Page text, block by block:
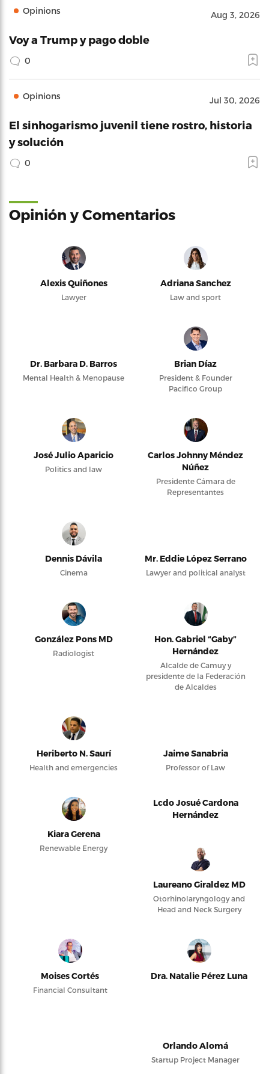
Opinions Aug 3, 2026
Voy a Trump y pago doble
0
Opinions Jul 30, 2026
El sinhogarismo juvenil tiene rostro, historia
y solución
0
Opinión y Comentarios
Alexis Quiñones
Lawyer
Adriana Sanchez
Law and sport
Dr. Barbara D. Barros
Mental Health & Menopause
Brian Díaz
President & Founder
Pacifico Group
José Julio Aparicio
Politics and law
Carlos Johnny Méndez
Núñez
Presidente Cámara de
Representantes
Dennis Dávila
Cinema
Mr. Eddie López Serrano
Lawyer and political analyst
González Pons MD
Radiologist
Hon. Gabriel “Gaby”
Hernández
Alcalde de Camuy y
presidente de la Federación
de Alcaldes
Heriberto N. Saurí
Health and emergencies
Jaime Sanabria
Professor of Law
Kiara Gerena
Renewable Energy
Lcdo Josué Cardona
Hernández
Laureano Giraldez MD
Otorhinolaryngology and
Head and Neck Surgery
Moises Cortés
Financial Consultant
Dra. Natalie Pérez Luna
Orlando Alomá
Startup Project Manager